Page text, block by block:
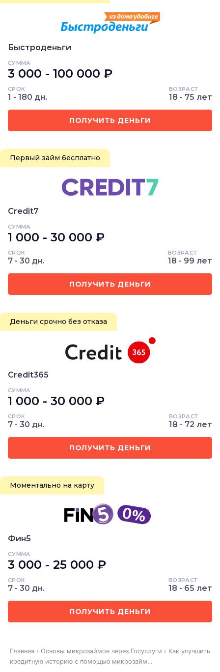
Быстроденьги
СУММА
3 000 - 100 000 ₽
СРОК
1 - 180 дн.
ВОЗРАСТ
18 - 75 лет
ПОЛУЧИТЬ ДЕНЬГИ
Первый займ бесплатно
Credit7
СУММА
1 000 - 30 000 ₽
СРОК
7 - 30 дн.
ВОЗРАСТ
18 - 99 лет
ПОЛУЧИТЬ ДЕНЬГИ
Деньги срочно без отказа
Credit365
СУММА
1 000 - 30 000 ₽
СРОК
7 - 30 дн.
ВОЗРАСТ
18 - 72 лет
ПОЛУЧИТЬ ДЕНЬГИ
Моментально на карту
Фин5
СУММА
3 000 - 25 000 ₽
СРОК
7 - 30 дн.
ВОЗРАСТ
18 - 65 лет
ПОЛУЧИТЬ ДЕНЬГИ
Главная › Основы микрозаймов через Госуслуги › Как улучшить
кредитную историю с помощью микрозайм…